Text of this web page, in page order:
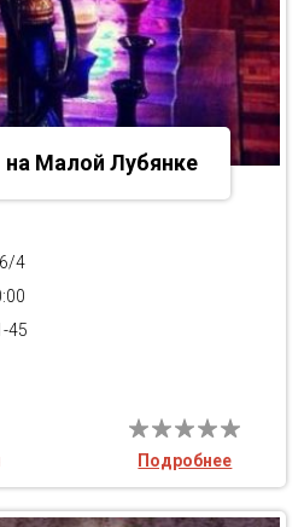
Малой Лубянке
4
45
Подробнее